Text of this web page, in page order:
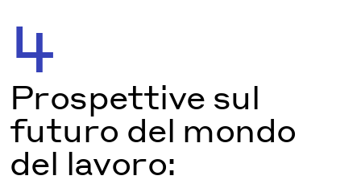
4
Prospettive sul
futuro del mondo
del lavoro: